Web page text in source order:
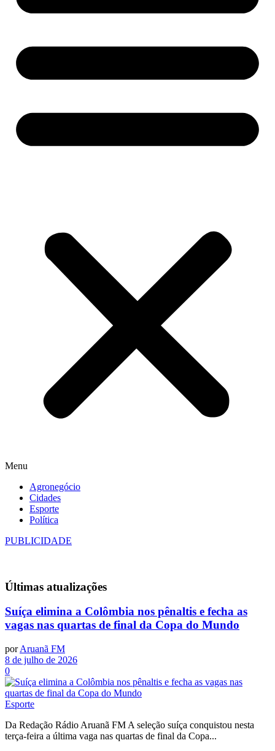
Menu
Agronegócio
Cidades
Esporte
Política
PUBLICIDADE
Últimas atualizações
Suíça elimina a Colômbia nos pênaltis e fecha as
vagas nas quartas de final da Copa do Mundo
por Aruanã FM
8 de julho de 2026
0
Esporte
Da Redação Rádio Aruanã FM A seleção suíça conquistou nesta
terça-feira a última vaga nas quartas de final da Copa...